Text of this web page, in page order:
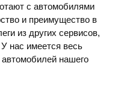
с автомобилями
и преимущество в
из других сервисов,
нас имеется весь
нашего